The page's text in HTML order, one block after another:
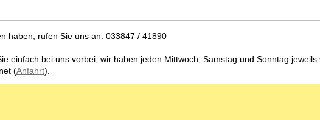
haben, rufen Sie uns an: 033847 / 41890
einfach bei uns vorbei, wir haben jeden Mittwoch, Samstag und Sonntag jeweils
(Anfahrt).